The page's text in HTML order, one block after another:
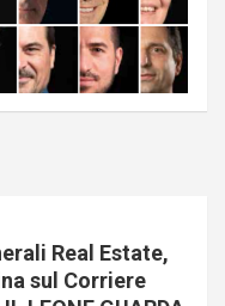
Real Estate,
sul Corriere